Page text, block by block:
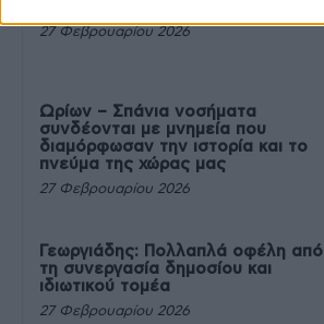
27 Φεβρουαρίου 2026
Ωρίων – Σπάνια νοσήματα
συνδέονται με μνημεία που
διαμόρφωσαν την ιστορία και το
πνεύμα της χώρας μας
27 Φεβρουαρίου 2026
Γεωργιάδης: Πολλαπλά οφέλη από
τη συνεργασία δημοσίου και
ιδιωτικού τομέα
27 Φεβρουαρίου 2026